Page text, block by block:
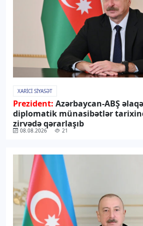
XARICI SIYASƏT
Prezident: Azərbaycan-ABŞ
diplomatik münasibətlər
zirvədə qərarlaşıb
08.08.2026 21